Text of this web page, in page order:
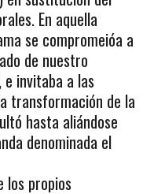
En aquella
se compromeióa a
de nuestro
e invitaba a las
transformación de la
hasta aliándose
denominada el
los propios